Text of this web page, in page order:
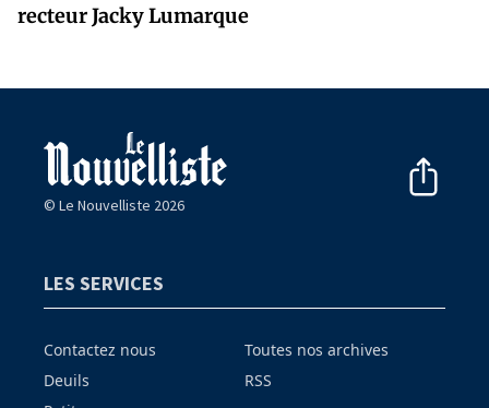
recteur Jacky Lumarque
© Le Nouvelliste 2026
LES SERVICES
Contactez nous
Deuils
Toutes nos archives
RSS